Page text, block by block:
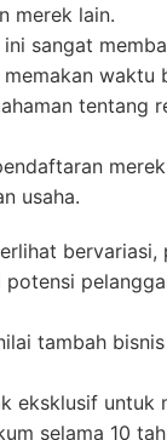
merek lain.
ini sangat
waktu
tentang
usaha.
bervariasi,
potensi
tambah
eksklusif untuk
selama 10